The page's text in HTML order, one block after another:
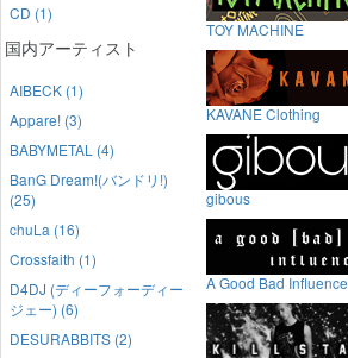
CD (1)
国内アーティスト
AIBECK (1)
Appare! (3)
BABYMETAL (4)
BanG Dream!(バンドリ!)
(25)
chuLa (16)
Crossfaith (1)
D4DJ (ディーフォーディー
ジェー) (6)
DESURABBITS (2)
TOY MACHINE
KAVANE Clothing
gibous
A Good Bad Influence